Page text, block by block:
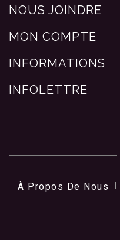
NOUS JOINDRE
MON COMPTE
INFORMATIONS
INFOLETTRE
À Propos De Nous